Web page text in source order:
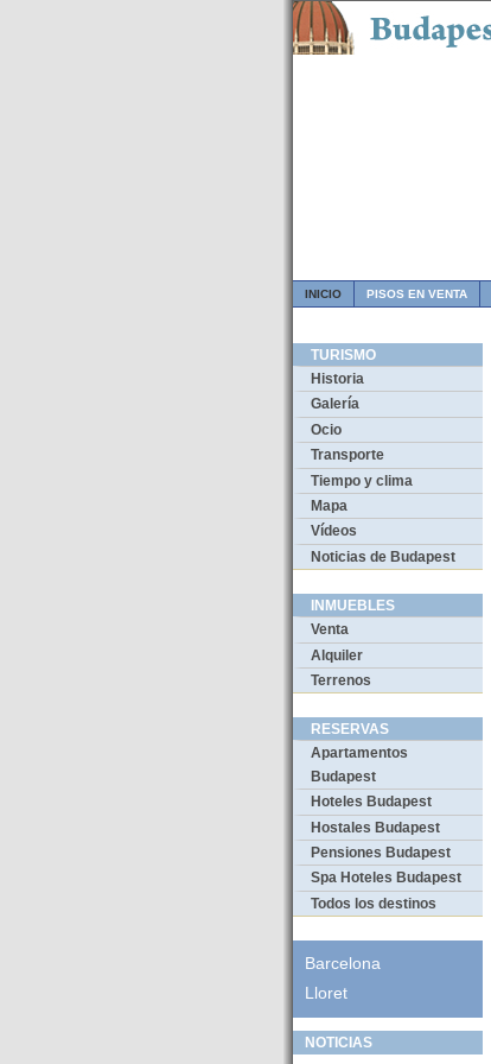
INICIO PISOS EN VENTA
TURISMO
Historia
Galería
Ocio
Transporte
Tiempo y clima
Mapa
Vídeos
Noticias de Budapest
INMUEBLES
Venta
Alquiler
Terrenos
RESERVAS
Apartamentos
Budapest
Hoteles Budapest
Hostales Budapest
Pensiones Budapest
Spa Hoteles Budapest
Todos los destinos
Barcelona
Lloret
NOTICIAS